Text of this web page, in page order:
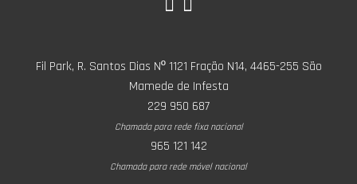
Fil Park, R. Santos Dias Nº 1121 Fração N14, 4465-255 São
Mamede de Infesta
229 950 687
Chamada para rede fixa nacional
965 121 142
Chamada para rede móvel nacional